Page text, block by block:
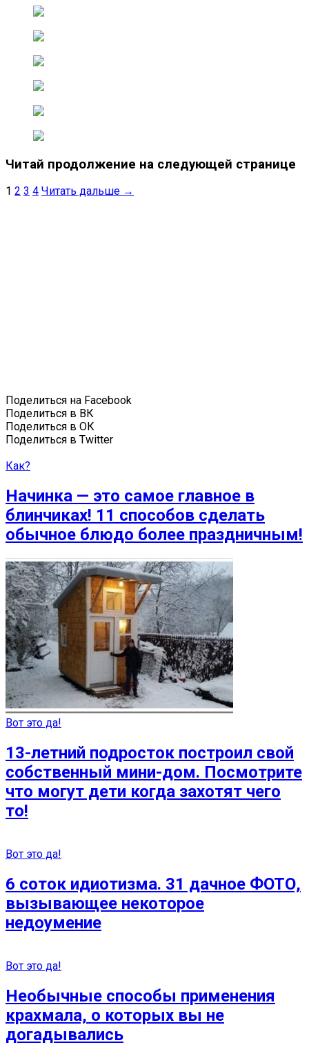
Читай продолжение на следующей странице
1 2 3 4 Читать дальше →
Поделиться на Facebook
Поделиться в ВК
Поделиться в ОК
Поделиться в Twitter
Как?
Начинка — это самое главное в
блинчиках! 11 способов сделать
обычное блюдо более праздничным!
Вот это да!
13-летний подросток построил свой
собственный мини-дом. Посмотрите
что могут дети когда захотят чего
то!
Вот это да!
6 соток идиотизма. 31 дачное ФОТО,
вызывающее некоторое
недоумение
Вот это да!
Необычные способы применения
крахмала, о которых вы не
догадывались